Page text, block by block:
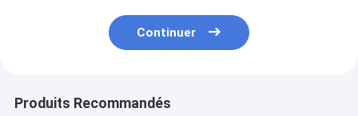
Continuer
Produits Recommandés